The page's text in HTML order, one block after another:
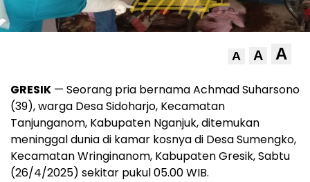
A A A
GRESIK — Seorang pria bernama Achmad Suharsono
(39), warga Desa Sidoharjo, Kecamatan
Tanjunganom, Kabupaten Nganjuk, ditemukan
meninggal dunia di kamar kosnya di Desa Sumengko,
Kecamatan Wringinanom, Kabupaten Gresik, Sabtu
(26/4/2025) sekitar pukul 05.00 WIB.